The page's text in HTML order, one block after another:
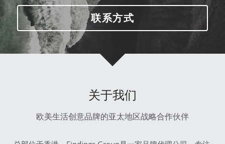
联系方式
关于我们
欧美生活创意品牌的亚太地区战略合作伙伴